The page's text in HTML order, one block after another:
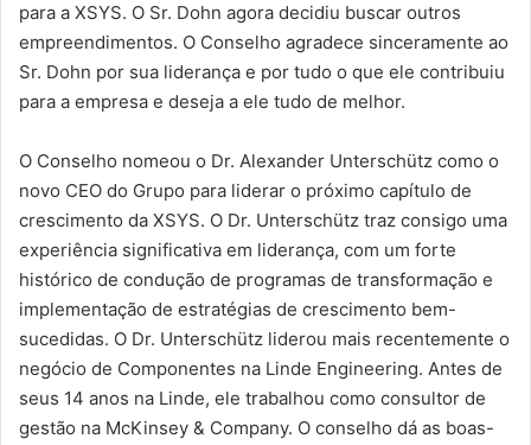
para a XSYS. O Sr. Dohn agora decidiu buscar outros
empreendimentos. O Conselho agradece sinceramente ao
Sr. Dohn por sua liderança e por tudo o que ele contribuiu
para a empresa e deseja a ele tudo de melhor.
O Conselho nomeou o Dr. Alexander Unterschütz como o
novo CEO do Grupo para liderar o próximo capítulo de
crescimento da XSYS. O Dr. Unterschütz traz consigo uma
experiência significativa em liderança, com um forte
histórico de condução de programas de transformação e
implementação de estratégias de crescimento bem-
sucedidas. O Dr. Unterschütz liderou mais recentemente o
negócio de Componentes na Linde Engineering. Antes de
seus 14 anos na Linde, ele trabalhou como consultor de
gestão na McKinsey & Company. O conselho dá as boas-